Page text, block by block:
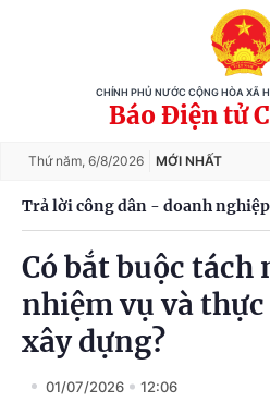
CHÍNH PHỦ NƯỚC CỘNG HÒA XÃ
Báo Điện tử
Thứ năm, 6/8/2026 MỚI NHẤT
Trả lời công dân - doanh nghiệp
Có bắt buộc tách
nhiệm vụ và
xây dựng?
01/07/2026 12:06